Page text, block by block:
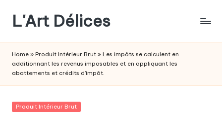
content
L'Art Délices
Home » Produit Intérieur Brut » Les impôts se calculent en
additionnant les revenus imposables et en appliquant les
abattements et crédits d’impôt.
Posted
Produit Intérieur Brut